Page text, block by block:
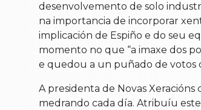
desenvolvemento de solo
na importancia de incorporar
implicación de Espiño e do seu
momento no que “a imaxe dos
e quedou a un puñado de votos
A presidenta de Novas
medrando cada día. Atribuíu